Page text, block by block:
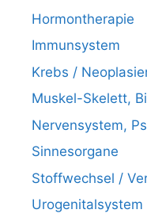
Hormontherapie
Immunsystem
Krebs /
Muskel-Skelett,
Nervensystem,
Sinnesorgane
Stoffwechsel /
Urogenitalsystem